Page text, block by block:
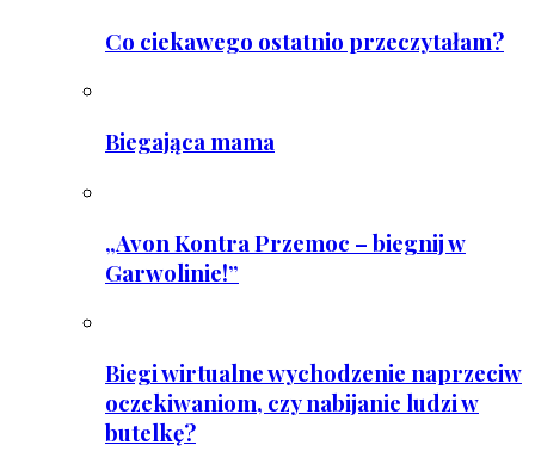
Co ciekawego ostatnio przeczytałam?
Biegająca mama
„Avon Kontra Przemoc – biegnij w
Garwolinie!”
Biegi wirtualne wychodzenie naprzeciw
oczekiwaniom, czy nabijanie ludzi w
butelkę?